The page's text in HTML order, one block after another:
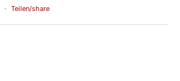
· Teilen/share